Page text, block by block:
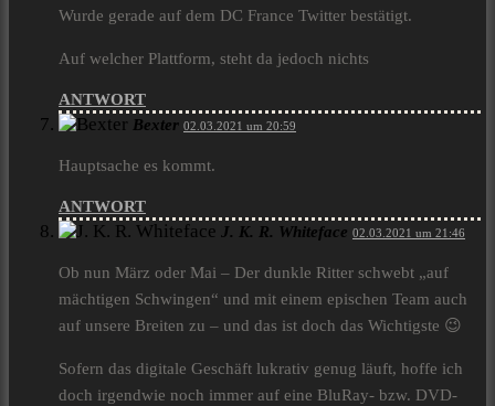
Wurde gerade auf dem DC France Twitter bestätigt.
Auf welcher Plattform, steht da jedoch nichts
ANTWORT
Bexter 02.03.2021 um 20:59
Hauptsache es kommt.
ANTWORT
J. K. R. Whiteface 02.03.2021 um 21:46
Ob nun März oder Mai – Der dunkle Ritter schwebt „auf
mächtigen Schwingen“ und mit einem epischen Team auch
auf unsere Breiten zu – und das ist doch das Wichtigste 😉
Sofern das digitale Geschäft lukrativ genug läuft, hoffe ich
doch irgendwie noch immer auf eine BluRay- bzw. DVD-